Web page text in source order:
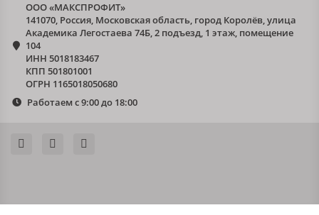
ООО «МАКСПРОФИТ»
141070, Россия, Московская область, город Королёв, улица
Академика Легостаева 74Б, 2 подъезд, 1 этаж, помещение
104
ИНН 5018183467
КПП 501801001
ОГРН 1165018050680
Работаем с 9:00 до 18:00